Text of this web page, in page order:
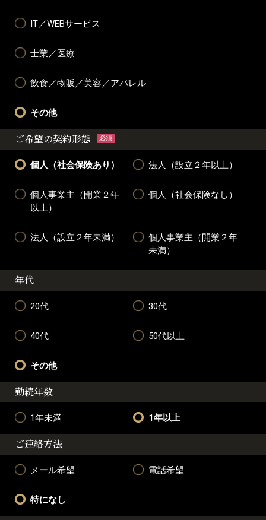
IT／WEBサービス
士業／医療
飲食／物販／美容／アパレル
その他
ご希望の契約形態 必須
個人（社会保険あり） 法人（設立２年以上）
個人事業主（開業２年
以上）
個人（社会保険なし）
法人（設立２年未満）
個人事業主（開業２年
未満）
年代
20代 30代
40代 50代以上
その他
勤続年数
1年未満 1年以上
ご連絡方法
メール希望 電話希望
特になし